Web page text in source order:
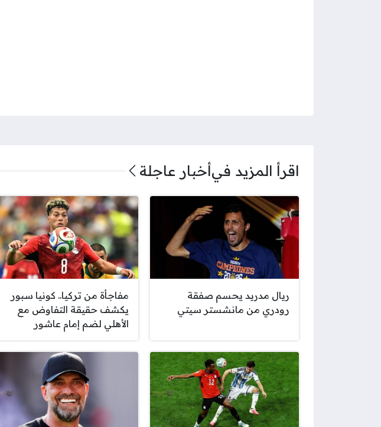
اقرأ المزيد فيأخبار عاجلة
ريال مدريد يحسم صفقة
رودري من مانشستر سيتي
مفاجأة من تركيا.. كونيا سبور
يكشف حقيقة التفاوض مع
الأهلي لضم إمام عاشور